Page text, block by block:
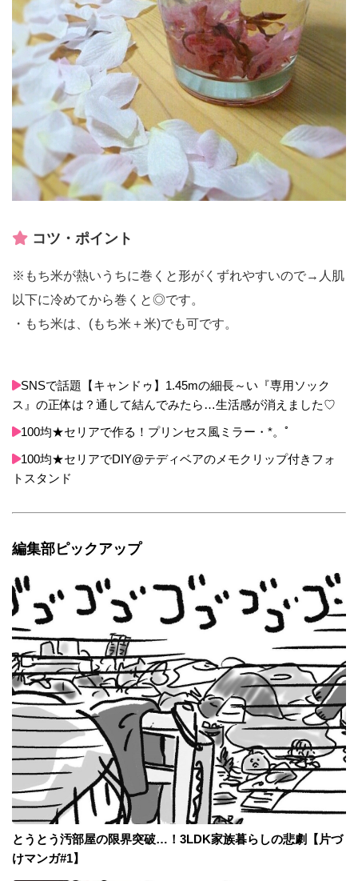
コツ・ポイント
※もち米が熱いうちに巻くと形がくずれやすいので→人肌
以下に冷めてから巻くと◎です。
・もち米は、(もち米＋米)でも可です。
SNSで話題【キャンドゥ】1.45mの細長～い『専用ソック
ス』の正体は？通して結んでみたら…生活感が消えました♡
100均★セリアで作る！プリンセス風ミラー・*。ﾟ
100均★セリアでDIY@テディベアのメモクリップ付きフォ
トスタンド
編集部ピックアップ
とうとう汚部屋の限界突破…！3LDK家族暮らしの悲劇【片づ
けマンガ#1】